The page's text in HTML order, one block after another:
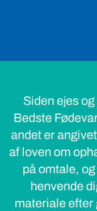
Siden ejes
Bedste
andet er
af loven om
på omtale, og
henvende